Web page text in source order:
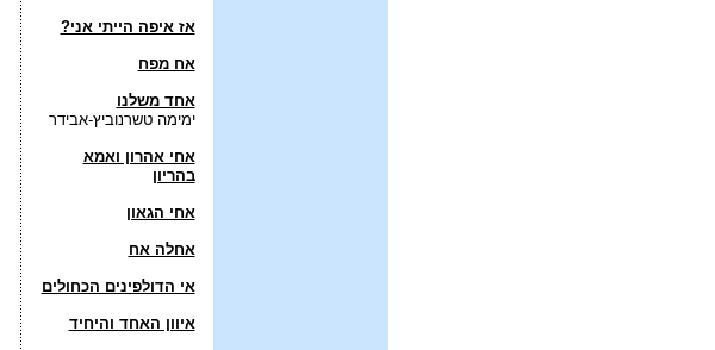
אז איפה הייתי אני?
אח מפח
אחד משלנו
ימימה טשרנוביץ-אבידר
אחי אהרון ואמא
בהריון
אחי הגאון
אחלה אח
אי הדולפינים הכחולים
איוון האחד והיחיד